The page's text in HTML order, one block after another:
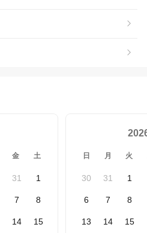
金 土
31 1
7 8
14 15
日 月 火
30 31 1
6 7 8
13 14 15